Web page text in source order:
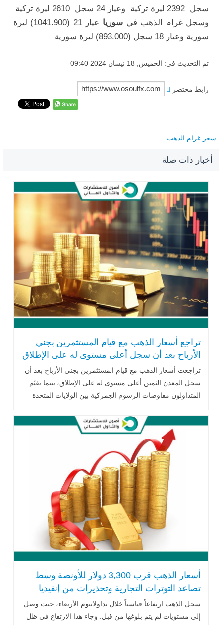
سجل 2392 ليرة تركية وعيار 24 سجل 2610 ليرة تركية
وسجل غرام الذهب في سوريا
عيار 21 (1041.900) ليرة
سورية وعيار 18 سجل (893.000) ليرة سورية
تم التحديث في: الخميس, 18 نيسان 2024 09:40
رابط مختصر
سعر غرام الذهب
أخبار ذات صلة
تراجع أسعار الذهب مع قيام المستثمرين بجني
الأرباح بعد أن سجل أعلى مستوى له على الإطلاق
تراجعت أسعار الذهب مع قيام المستثمرين بجني الأرباح بعد أن
سجل المعدن الثمين أعلى مستوى له على الإطلاق، بينما يقيّم
المتداولون مفاوضات الرسوم الجمركية بين الولايات المتحدة
أسعار الذهب قرب 3,300 دولار للأونصة وسط
تصاعد التوترات التجارية وتحذيرات من إنفيديا
سجل الذهب ارتفاعاً قياسياً خلال تداولاتيوم الأربعاء، حيث وصل
إلى مستويات لم يتم بلوغها من قبل. وجاء هذا الارتفاع في ظل